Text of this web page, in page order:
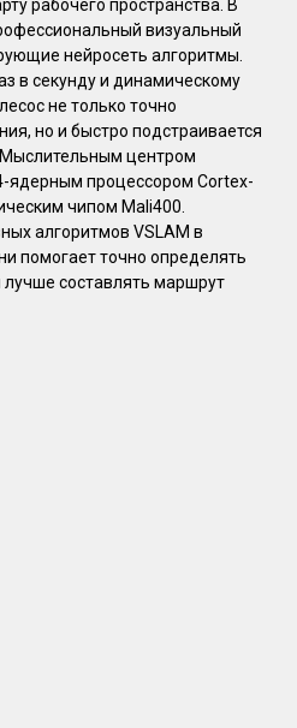
рабочего пространства. В
визуальный
нейросеть алгоритмы.
в секунду и динамическому
не только точно
но и быстро подстраивается
центром
ядерным процессором Cortex-
чипом Mali400.
алгоритмов VSLAM в
помогает точно определять
составлять маршрут